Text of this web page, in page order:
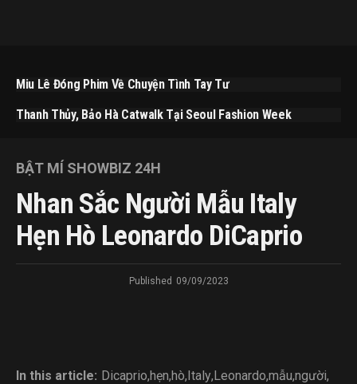
Miu Lê Đóng Phim Về Chuyện Tình Tay Tư
Thanh Thủy, Bảo Hà Catwalk Tại Seoul Fashion Week
BẬT MÍ SHOWBIZ 24H
Nhan Sắc Người Mẫu Italy
Hẹn Hò Leonardo DiCaprio
Published 09/09/2023
In this article: Dicaprio,hẹn,hò,Italy,Leonardo,mẫu,người,